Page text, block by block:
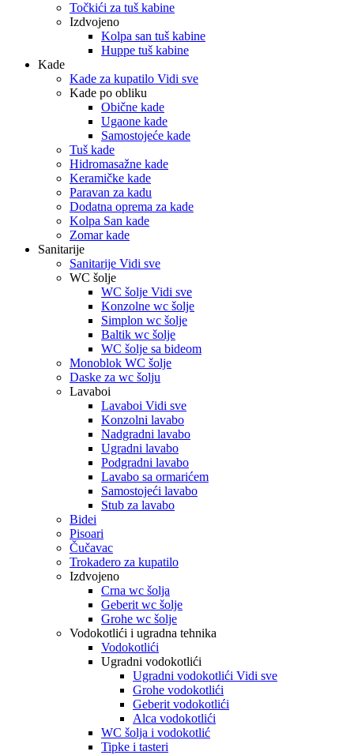
Točkići za tuš kabine
Izdvojeno
Kolpa san tuš kabine
Huppe tuš kabine
Kade
Kade za kupatilo Vidi sve
Kade po obliku
Obične kade
Ugaone kade
Samostojeće kade
Tuš kade
Hidromasažne kade
Keramičke kade
Paravan za kadu
Dodatna oprema za kade
Kolpa San kade
Zomar kade
Sanitarije
Sanitarije Vidi sve
WC šolje
WC šolje Vidi sve
Konzolne wc šolje
Simplon wc šolje
Baltik wc šolje
WC šolje sa bideom
Monoblok WC šolje
Daske za wc šolju
Lavaboi
Lavaboi Vidi sve
Konzolni lavabo
Nadgradni lavabo
Ugradni lavabo
Podgradni lavabo
Lavabo sa ormarićem
Samostojeći lavabo
Stub za lavabo
Bidei
Pisoari
Čučavac
Trokadero za kupatilo
Izdvojeno
Crna wc šolja
Geberit wc šolje
Grohe wc šolje
Vodokotlići i ugradna tehnika
Vodokotlići
Ugradni vodokotlići
Ugradni vodokotlići Vidi sve
Grohe vodokotlići
Geberit vodokotlići
Alca vodokotlići
WC šolja i vodokotlić
Tipke i tasteri